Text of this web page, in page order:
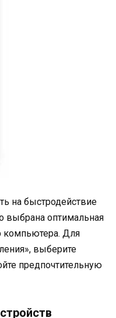
на быстродействие
выбрана оптимальная
компьютера. Для
выберите
предпочтительную